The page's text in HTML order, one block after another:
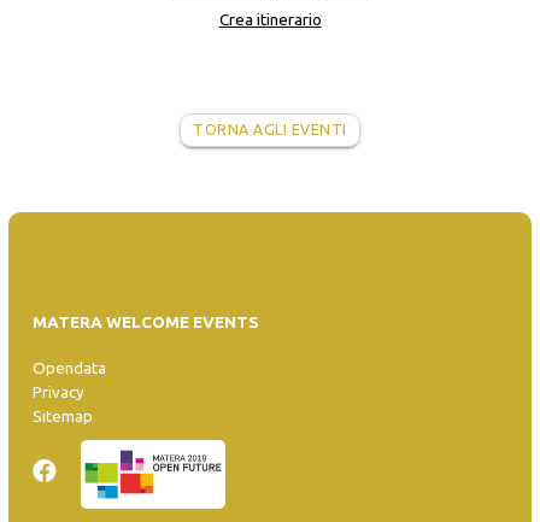
Crea itinerario
TORNA AGLI EVENTI
MATERA WELCOME EVENTS
Opendata
Privacy
Sitemap